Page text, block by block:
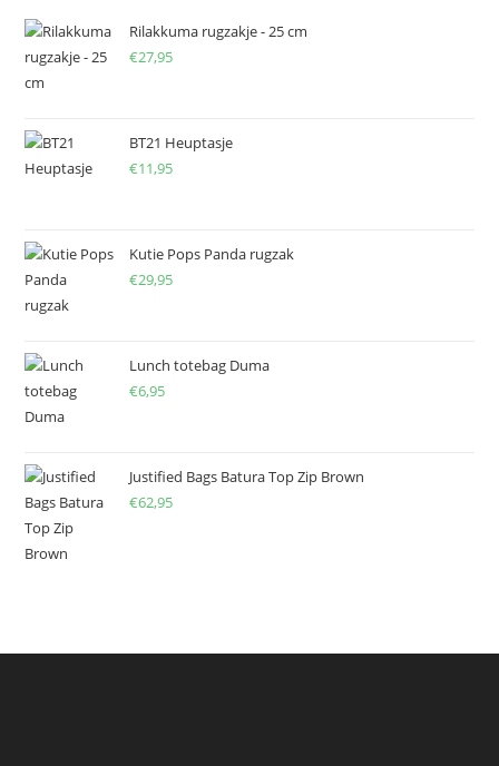
Rilakkuma rugzakje - 25 cm
€27,95
BT21 Heuptasje
€11,95
Kutie Pops Panda rugzak
€29,95
Lunch totebag Duma
€6,95
Justified Bags Batura Top Zip Brown
€62,95